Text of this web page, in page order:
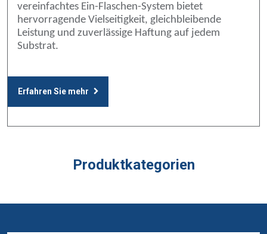
vereinfachtes Ein-Flaschen-System bietet
hervorragende Vielseitigkeit, gleichbleibende
Leistung und zuverlässige Haftung auf jedem
Substrat.
Erfahren Sie mehr
Produktkategorien